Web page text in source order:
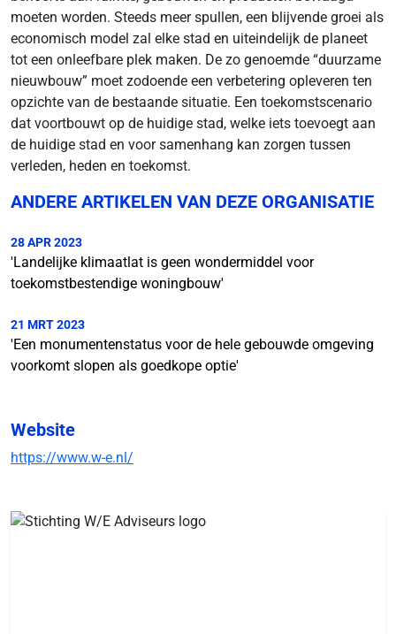
moeten worden. Steeds meer spullen, een blijvende groei als
economisch model zal elke stad en uiteindelijk de planeet
tot een onleefbare plek maken. De zo genoemde “duurzame
nieuwbouw” moet zodoende een verbetering opleveren ten
opzichte van de bestaande situatie. Een toekomstscenario
dat voortbouwt op de huidige stad, welke iets toevoegt aan
de huidige stad en voor samenhang kan zorgen tussen
verleden, heden en toekomst.
ANDERE ARTIKELEN VAN DEZE ORGANISATIE
28 APR 2023
'Landelijke klimaatlat is geen wondermiddel voor
toekomstbestendige woningbouw'
21 MRT 2023
'Een monumentenstatus voor de hele gebouwde omgeving
voorkomt slopen als goedkope optie'
Website
https://www.w-e.nl/